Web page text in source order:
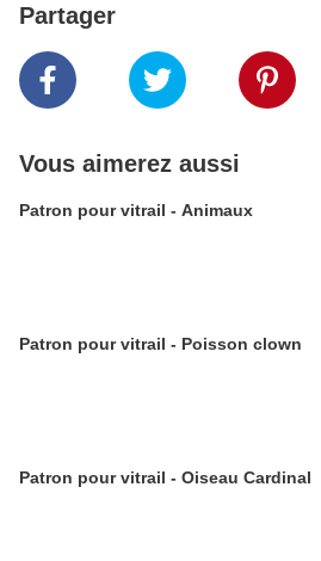
Partager
Vous aimerez aussi
Patron pour vitrail - Animaux
Patron pour vitrail - Poisson clown
Patron pour vitrail - Oiseau Cardinal